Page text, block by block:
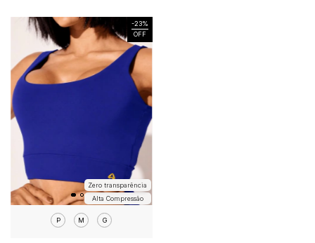
-23%
OFF
Alta Compressão
Zero transparência
P M G